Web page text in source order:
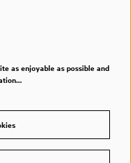
as enjoyable as possible and